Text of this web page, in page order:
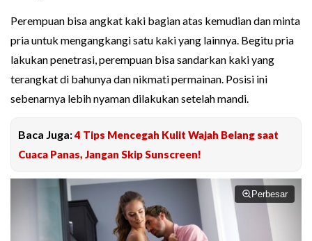
Perempuan bisa angkat kaki bagian atas kemudian dan minta
pria untuk mengangkangi satu kaki yang lainnya. Begitu pria
lakukan penetrasi, perempuan bisa sandarkan kaki yang
terangkat di bahunya dan nikmati permainan. Posisi ini
sebenarnya lebih nyaman dilakukan setelah mandi.
Baca Juga:4 Tips Mencegah Kulit Wajah Belang saat
Cuaca Panas, Jangan Skip Sunscreen!
Perbesar